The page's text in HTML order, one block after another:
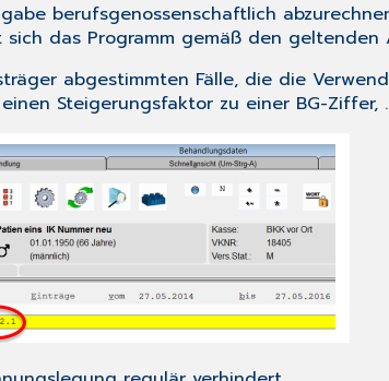
berufsgenossenschaftlich
das Programm gemäß den geltenden
abgestimmten Fälle, die die
Steigerungsfaktor zu einer BG-Ziffer,